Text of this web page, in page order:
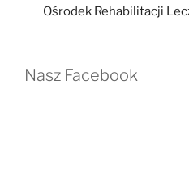
Ośrodek Rehabilitacji
Nasz Facebook